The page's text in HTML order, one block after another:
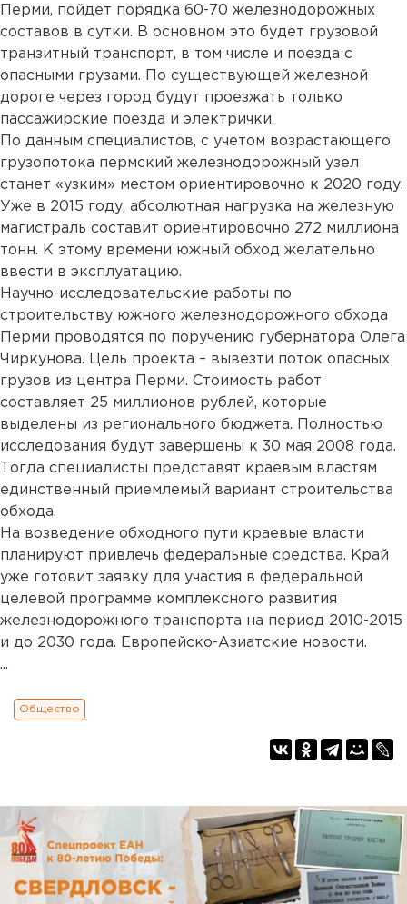
Перми, пойдет порядка 60-70 железнодорожных
составов в сутки. В основном это будет грузовой
транзитный транспорт, в том числе и поезда с
опасными грузами. По существующей железной
дороге через город будут проезжать только
пассажирские поезда и электрички.
По данным специалистов, с учетом возрастающего
грузопотока пермский железнодорожный узел
станет «узким» местом ориентировочно к 2020 году.
Уже в 2015 году, абсолютная нагрузка на железную
магистраль составит ориентировочно 272 миллиона
тонн. К этому времени южный обход желательно
ввести в эксплуатацию.
Научно-исследовательские работы по
строительству южного железнодорожного обхода
Перми проводятся по поручению губернатора Олега
Чиркунова. Цель проекта – вывезти поток опасных
грузов из центра Перми. Стоимость работ
составляет 25 миллионов рублей, которые
выделены из регионального бюджета. Полностью
исследования будут завершены к 30 мая 2008 года.
Тогда специалисты представят краевым властям
единственный приемлемый вариант строительства
обхода.
На возведение обходного пути краевые власти
планируют привлечь федеральные средства. Край
уже готовит заявку для участия в федеральной
целевой программе комплексного развития
железнодорожного транспорта на период 2010-2015
и до 2030 года. Европейско-Азиатские новости.
...
Общество